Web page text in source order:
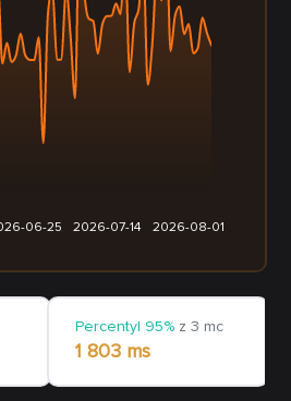
06-25 2026-07-14 2026-08-01
Percentyl 95% z 3 mc
1 803 ms